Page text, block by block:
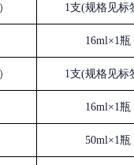
1支(规格见标
16ml×1瓶
1支(规格见标
16ml×1瓶
50ml×1瓶